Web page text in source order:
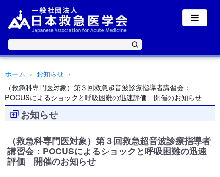
ホーム
お知らせ
（救急科専門医対象）第３回救急超音波診療指導者講習会：
POCUSによるショックと呼吸困難の迅速評価 開催のお知らせ
お知らせ
（救急科専門医対象）第３回救急超音波診療指導者
講習会：POCUSによるショックと呼吸困難の迅速
評価 開催のお知らせ